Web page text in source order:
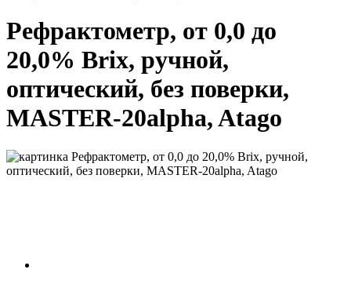
Рефрактометр, от 0,0 до
20,0% Brix, ручной,
оптический, без поверки,
MASTER-20alpha, Atago